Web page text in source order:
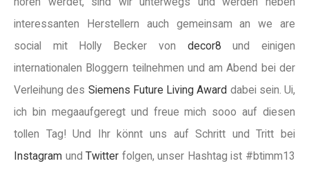
interessanten Herstellern auch gemeinsam an we are
social mit Holly Becker von decor8 und einigen
internationalen Bloggern teilnehmen und am Abend bei der
Verleihung des Siemens Future Living Award dabei sein. Ui,
ich bin megaaufgeregt und freue mich sooo auf diesen
tollen Tag! Und Ihr könnt uns auf Schritt und Tritt bei
Instagram undTwitter folgen, unser Hashtag ist #btimm13